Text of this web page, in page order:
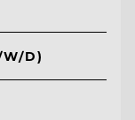
D)